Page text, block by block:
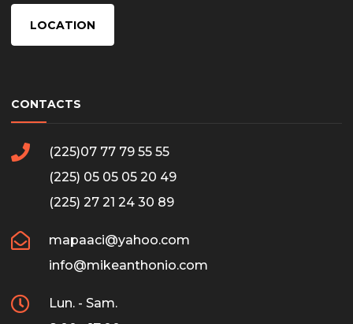
LOCATION
CONTACTS
(225)07 77 79 55 55
(225) 05 05 05 20 49
(225) 27 21 24 30 89
mapaaci@yahoo.com
info@mikeanthonio.com
Lun. - Sam.